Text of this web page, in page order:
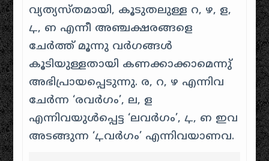
വ്യത്യസ്തമായി, കൂടുതലുള്ള റ, ഴ, ള,
ഺ, ഩ എന്നീ അഞ്ചക്ഷരങ്ങളെ
ചേർത്ത് മൂന്നു വർഗങ്ങൾ
കൂടിയുള്ളതായി കണക്കാക്കാമെന്നു്
അഭിപ്രായപ്പെടുന്നു. ര, റ, ഴ എന്നിവ
ചേർന്ന ‘രവർഗം’, ല, ള
എന്നിവയുൾപ്പെട്ട ‘ലവർഗം’, ഺ, ഩ ഇവ
അടങ്ങുന്ന ‘ഺവർഗം’ എന്നിവയാണവ.